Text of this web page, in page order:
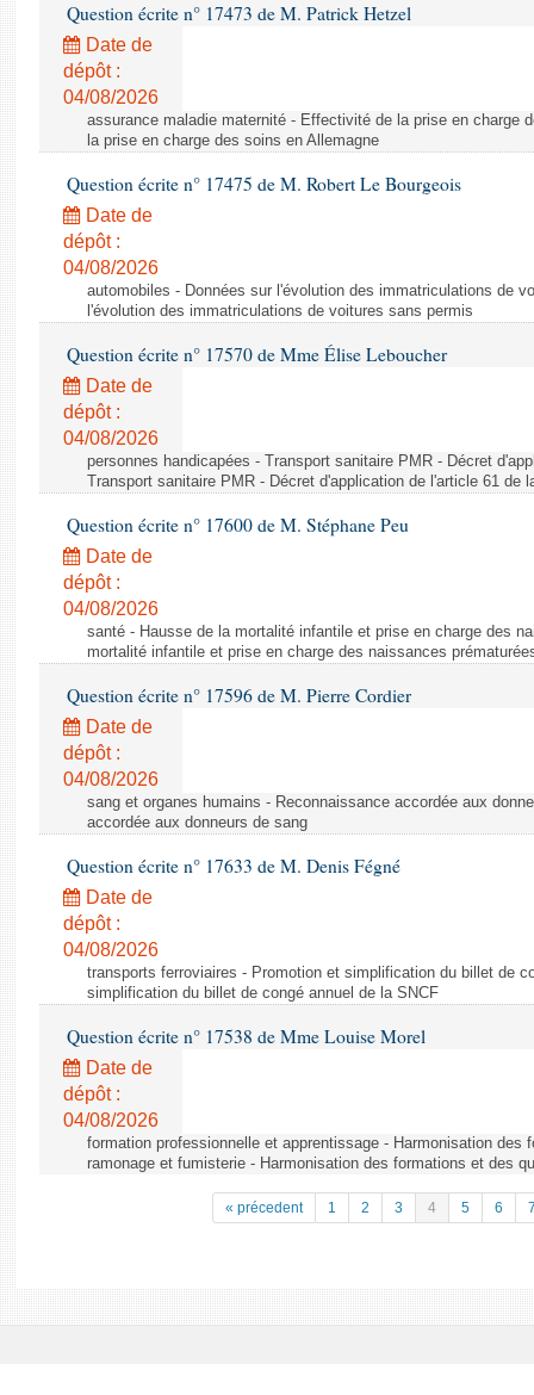
Question écrite n° 17473 de M. Patrick Hetzel
Date de
dépôt :
04/08/2026
assurance maladie maternité - Effectivité de la prise en charge
la prise en charge des soins en Allemagne
Question écrite n° 17475 de M. Robert Le Bourgeois
Date de
dépôt :
04/08/2026
automobiles - Données sur l'évolution des immatriculations de
l'évolution des immatriculations de voitures sans permis
Question écrite n° 17570 de Mme Élise Leboucher
Date de
dépôt :
04/08/2026
personnes handicapées - Transport sanitaire PMR - Décret
Transport sanitaire PMR - Décret d'application de l'article 61 de
Question écrite n° 17600 de M. Stéphane Peu
Date de
dépôt :
04/08/2026
santé - Hausse de la mortalité infantile et prise en charge des
mortalité infantile et prise en charge des naissances
Question écrite n° 17596 de M. Pierre Cordier
Date de
dépôt :
04/08/2026
sang et organes humains - Reconnaissance accordée aux
accordée aux donneurs de sang
Question écrite n° 17633 de M. Denis Fégné
Date de
dépôt :
04/08/2026
transports ferroviaires - Promotion et simplification du billet de
simplification du billet de congé annuel de la SNCF
Question écrite n° 17538 de Mme Louise Morel
Date de
dépôt :
04/08/2026
formation professionnelle et apprentissage - Harmonisation des
ramonage et fumisterie - Harmonisation des formations et des
« précedent 1 2 3 4 5 6